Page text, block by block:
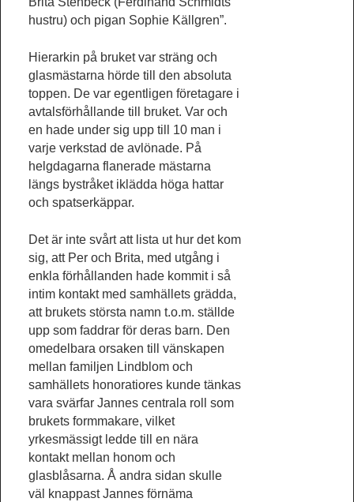
hustru) och pigan Sophie Källgren”.
Hierarkin på bruket var sträng och
glasmästarna hörde till den absoluta
toppen. De var egentligen företagare i
avtalsförhållande till bruket. Var och
en hade under sig upp till 10 man i
varje verkstad de avlönade. På
helgdagarna flanerade mästarna
längs bystråket iklädda höga hattar
och spatserkäppar.
Det är inte svårt att lista ut hur det kom
sig, att Per och Brita, med utgång i
enkla förhållanden hade kommit i så
intim kontakt med samhällets grädda,
att brukets största namn t.o.m. ställde
upp som faddrar för deras barn. Den
omedelbara orsaken till vänskapen
mellan familjen Lindblom och
samhällets honoratiores kunde tänkas
vara svärfar Jannes centrala roll som
brukets formmakare, vilket
yrkesmässigt ledde till en nära
kontakt mellan honom och
glasblåsarna. Å andra sidan skulle
väl knappast Jannes förnäma